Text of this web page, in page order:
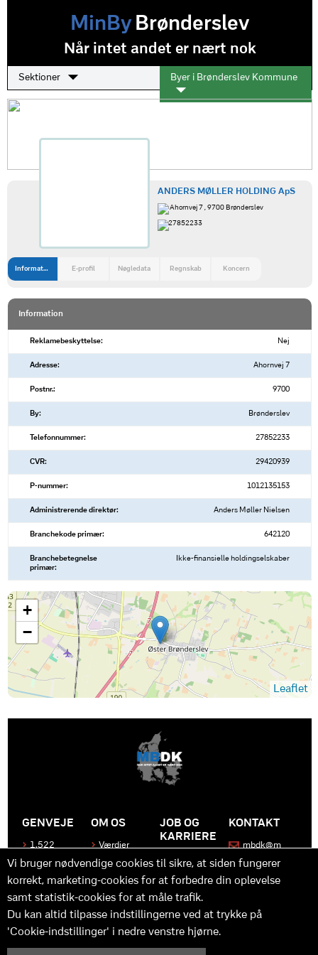
MinByBrønderslev
Når intet andet er nært nok
Sektioner Byer i Brønderslev Kommune
ANDERS MØLLER HOLDING ApS
Ahornvej 7 , 9700 Brønderslev
27852233
Information E-profil Nøgledata Regnskab Koncern
Information
Reklamebeskyttelse: Nej
Adresse: Ahornvej 7
Postnr.: 9700
By: Brønderslev
Telefonnummer: 27852233
CVR: 29420939
P-nummer: 1012135153
Administrerende direktør: Anders Møller Nielsen
Branchekode primær: 642120
Branchebetegnelse
primær:
Ikke-finansielle holdingselskaber
+
−
Leaflet
GENVEJE
1.522
Produkter
Kontakt
os
OM OS
Værdier
Historen
bag
MBDK
Hvad gør
os unikke
JOB OG
KARRIERE
Bliv en del
af MBDK
Vores
team
og
udvikling
KONTAKT
mbdk@m
Vi bruger nødvendige cookies til sikre, at siden fungerer
korrekt, marketing-cookies for at forbedre din oplevelse
samt statistik-cookies for at måle trafik.
Du kan altid tilpasse indstillingerne ved at trykke på
'Cookie-indstillinger' i nedre venstre hjørne.